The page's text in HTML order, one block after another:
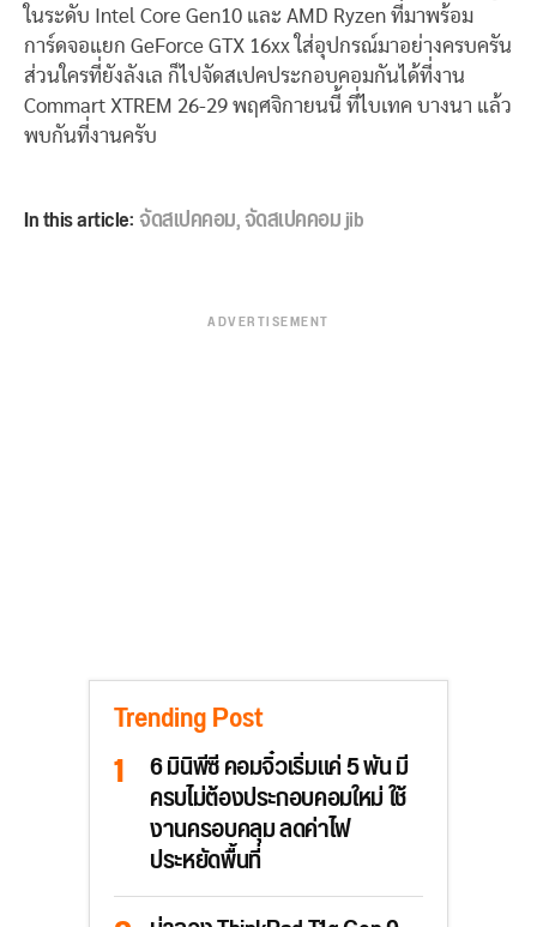
ในระดับ Intel Core Gen10 และ AMD Ryzen ที่มาพร้อม
การ์ดจอแยก GeForce GTX 16xx ใส่อุปกรณ์มาอย่างครบครัน
ส่วนใครที่ยังลังเล ก็ไปจัดสเปคประกอบคอมกันได้ที่งาน
Commart XTREM 26-29 พฤศจิกายนนี้ ที่ไบเทค บางนา แล้ว
พบกันที่งานครับ
In this article:จัดสเปคคอม,จัดสเปคคอม jib
ADVERTISEMENT
Trending Post
6 มินิพีซี คอมจิ๋วเริ่มแค่ 5 พัน มี
ครบไม่ต้องประกอบคอมใหม่ ใช้
งานครอบคลุม ลดค่าไฟ
ประหยัดพื้นที่